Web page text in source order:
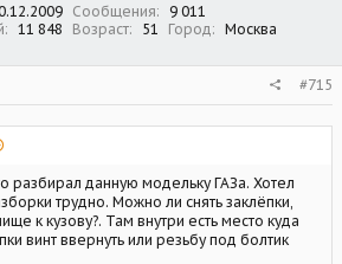
Сообщения
9 011
11 848 Возраст 51 Город
Москва
#715
разбирал данную модельку ГАЗа. Хотел
трудно. Можно ли снять заклёпки,
к кузову?. Там внутри есть место куда
винт ввернуть или резьбу под болтик